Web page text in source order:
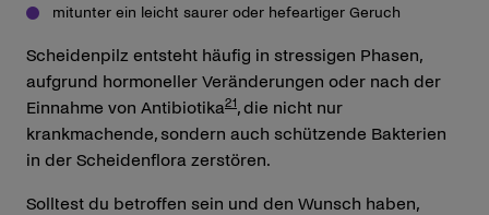
mitunter ein leicht saurer oder hefeartiger Geruch
Scheidenpilz entsteht häufig in stressigen Phasen,
aufgrund hormoneller Veränderungen oder nach der
Einnahme von Antibiotika21 , die nicht nur
krankmachende, sondern auch schützende Bakterien
in der Scheidenflora zerstören.
Solltest du betroffen sein und den Wunsch haben,